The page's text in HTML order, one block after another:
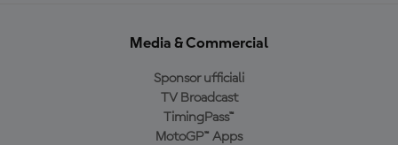
Media & Commercial
Sponsor ufficiali
TV Broadcast
TimingPass™
MotoGP™ Apps